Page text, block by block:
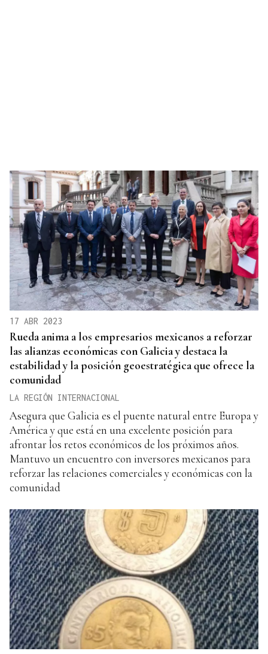
17 ABR 2023
Rueda anima a los empresarios mexicanos a reforzar
las alianzas económicas con Galicia y destaca la
estabilidad y la posición geoestratégica que ofrece la
comunidad
LA REGIÓN INTERNACIONAL
Asegura que Galicia es el puente natural entre Europa y
América y que está en una excelente posición para
afrontar los retos económicos de los próximos años.
Mantuvo un encuentro con inversores mexicanos para
reforzar las relaciones comerciales y económicas con la
comunidad